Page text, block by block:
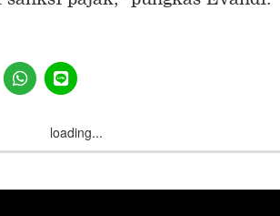
loading...